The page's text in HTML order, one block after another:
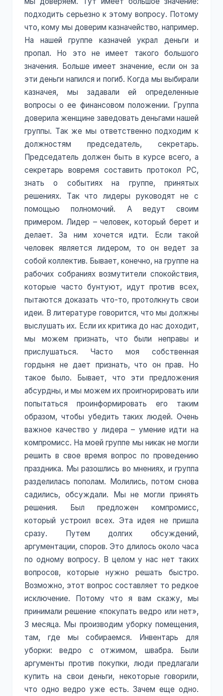
подходить серьезно к этому вопросу. Потому
что, кому мы доверим казначейство, например.
На нашей группе казначей украл деньги и
пропал. Но это не имеет такого большого
значения. Больше имеет значение, если он за
эти деньги напился и погиб. Когда мы выбирали
казначея, мы задавали ей определенные
вопросы о ее финансовом положении. Группа
доверила женщине заведовать деньгами нашей
группы. Так же мы ответственно подходим к
должностям председатель, секретарь.
Председатель должен быть в курсе всего, а
секретарь вовремя составить протокол РС,
знать о событиях на группе, принятых
решениях. Так что лидеры руководят не с
помощью полномочий. А ведут своим
примером. Лидер – человек, который берет и
делает. За ним хочется идти. Если такой
человек является лидером, то он ведет за
собой коллектив. Бывает, конечно, на группе на
рабочих собраниях возмутители спокойствия,
которые часто бунтуют, идут против всех,
пытаются доказать что-то, протолкнуть свои
идеи. В литературе говорится, что мы должны
выслушать их. Если их критика до нас доходит,
мы можем признать, что были неправы и
прислушаться. Часто моя собственная
гордыня не дает признать, что он прав. Но
такое было. Бывает, что эти предложения
абсурдны, и мы можем их проигнорировать или
попытаться проинформировать его таким
образом, чтобы убедить таких людей. Очень
важное качество у лидера – умение идти на
компромисс. На моей группе мы никак не могли
решить в свое время вопрос по проведению
праздника. Мы разошлись во мнениях, и группа
разделилась пополам. Молились, потом снова
садились, обсуждали. Мы не могли принять
решения. Был предложен компромисс,
который устроил всех. Эта идея не пришла
сразу. Путем долгих обсуждений,
аргументации, споров. Это длилось около часа
по одному вопросу. В целом у нас нет таких
вопросов, которые нужно решать быстро.
Возможно, этот вопрос составляет то редкое
исключение. Потому что я вам скажу, мы
принимали решение «покупать ведро или нет»,
3 месяца. Мы производим уборку помещения,
там, где мы собираемся. Инвентарь для
уборки: ведро с отжимом, швабра. Были
аргументы против покупки, люди предлагали
купить на свои деньги, некоторые говорили,
что одно ведро уже есть. Зачем еще одно.